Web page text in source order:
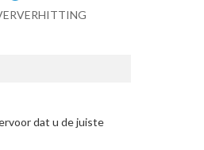
dat u de juiste